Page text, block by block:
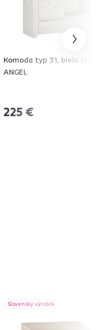
Komoda typ 31, biela craft,
ANGEL
225 €
Slovenský výrobok